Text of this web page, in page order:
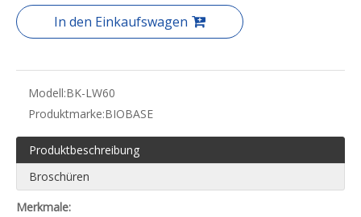
In den Einkaufswagen
Modell:BK-LW60
Produktmarke:BIOBASE
Produktbeschreibung
Broschüren
Merkmale: